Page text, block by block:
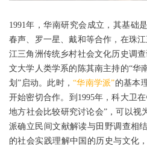
1991年，华南研究会成立，其基础
春声、罗一星、戴和等合作，在珠
江三角洲传统乡村社会文化历史调
文大学人类学系的陈其南主持的“华
划”启动。此时，“华南学派”的基本
开始密切合作。到1995年，科大卫
地方社会比较研究讨论会”，可以视
派确立民间文献解读与田野调查相
的社会实践理解中国的历史与文化